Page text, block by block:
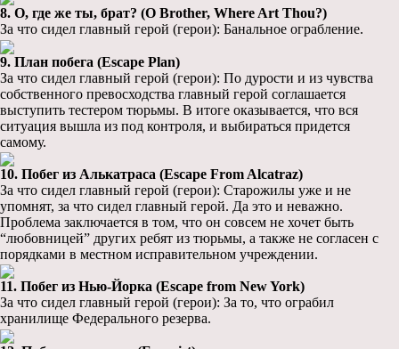
8. О, где же ты, брат? (O Brother, Where Art Thou?)
За что сидел главный герой (герои): Банальное ограбление.
9. План побега (Escape Plan)
За что сидел главный герой (герои): По дурости и из чувства
собственного превосходства главный герой соглашается
выступить тестером тюрьмы. В итоге оказывается, что вся
ситуация вышла из под контроля, и выбираться придется
самому.
10. Побег из Алькатраса (Escape From Alcatraz)
За что сидел главный герой (герои): Старожилы уже и не
упомнят, за что сидел главный герой. Да это и неважно.
Проблема заключается в том, что он совсем не хочет быть
“любовницей” других ребят из тюрьмы, а также не согласен с
порядками в местном исправительном учреждении.
11. Побег из Нью-Йорка (Escape from New York)
За что сидел главный герой (герои): За то, что ограбил
хранилище Федерального резерва.